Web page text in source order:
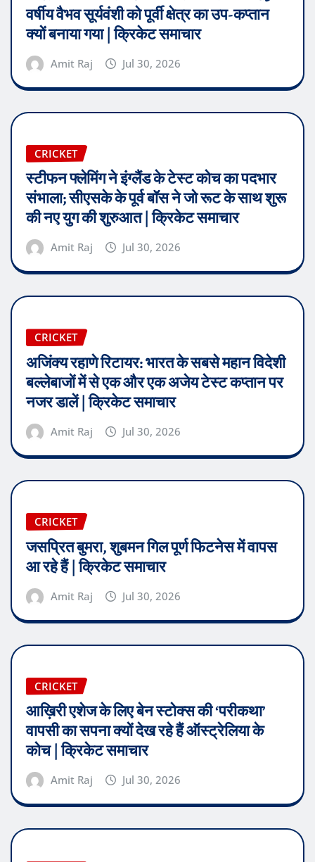
वर्षीय वैभव सूर्यवंशी को पूर्वी क्षेत्र का उप-कप्तान
क्यों बनाया गया | क्रिकेट समाचार
Amit Raj Jul 30, 2026
CRICKET
स्टीफन फ्लेमिंग ने इंग्लैंड के टेस्ट कोच का पदभार
संभाला; सीएसके के पूर्व बॉस ने जो रूट के साथ शुरू
की नए युग की शुरुआत | क्रिकेट समाचार
Amit Raj Jul 30, 2026
CRICKET
अजिंक्य रहाणे रिटायर: भारत के सबसे महान विदेशी
बल्लेबाजों में से एक और एक अजेय टेस्ट कप्तान पर
नजर डालें | क्रिकेट समाचार
Amit Raj Jul 30, 2026
CRICKET
जसप्रित बुमरा, शुबमन गिल पूर्ण फिटनेस में वापस
आ रहे हैं | क्रिकेट समाचार
Amit Raj Jul 30, 2026
CRICKET
आख़िरी एशेज के लिए बेन स्टोक्स की ‘परीकथा’
वापसी का सपना क्यों देख रहे हैं ऑस्ट्रेलिया के
कोच | क्रिकेट समाचार
Amit Raj Jul 30, 2026